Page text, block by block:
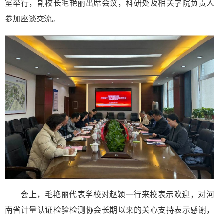
室举行，副校长毛艳丽出席会议，科研处及相关学院负责人
参加座谈交流。
会上，毛艳丽代表学校对赵颖一行来校表示欢迎，对河
南省计量认证检验检测协会长期以来的关心支持表示感谢，